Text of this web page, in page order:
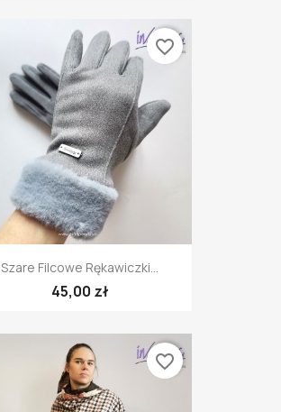
Szare Filcowe Rękawiczki...
45,00 zł
favorite_border
favorite_border